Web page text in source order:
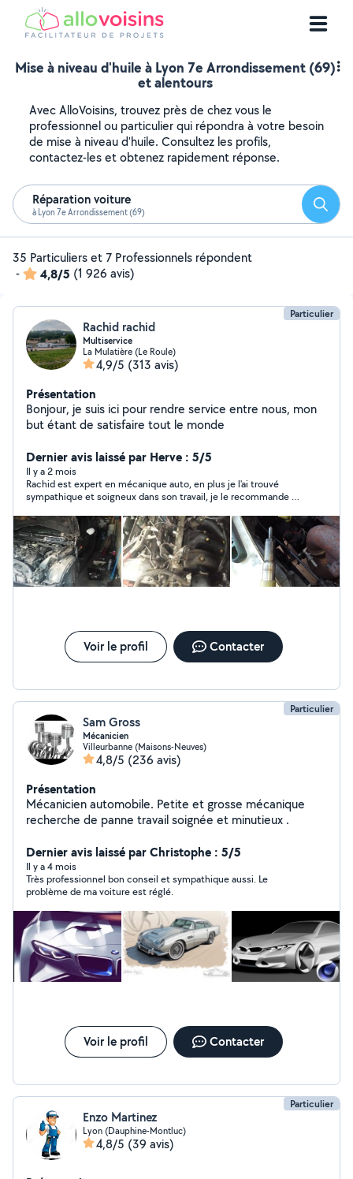
Mise à niveau d'huile à Lyon 7e Arrondissement (69)
et alentours
Avec AlloVoisins, trouvez près de chez vous le
professionnel ou particulier qui répondra à votre besoin
de mise à niveau d'huile. Consultez les profils,
contactez-les et obtenez rapidement réponse.
Réparation voiture
à Lyon 7e Arrondissement (69)
35 Particuliers et 7 Professionnels répondent
-
4,8/5 (1 926 avis)
Particulier
Rachid rachid
Multiservice
La Mulatière (Le Roule)
4,9/5 (313 avis)
Présentation
Bonjour, je suis ici pour rendre service entre nous, mon
but étant de satisfaire tout le monde
Dernier avis laissé par Herve : 5/5
Il y a 2 mois
Rachid est expert en mécanique auto, en plus je l'ai trouvé
sympathique et soigneux dans son travail, je le recommande à
Voir le profil Contacter
Particulier
Sam Gross
Mécanicien
Villeurbanne (Maisons-Neuves)
4,8/5 (236 avis)
Présentation
Mécanicien automobile. Petite et grosse mécanique
recherche de panne travail soignée et minutieux .
Dernier avis laissé par Christophe : 5/5
Il y a 4 mois
Très professionnel bon conseil et sympathique aussi. Le
problème de ma voiture est réglé.
Voir le profil Contacter
Particulier
Enzo Martinez
Lyon (Dauphine-Montluc)
4,8/5 (39 avis)